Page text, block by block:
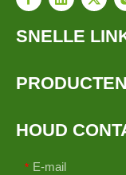
SNELLE
HOUD
* E-mail